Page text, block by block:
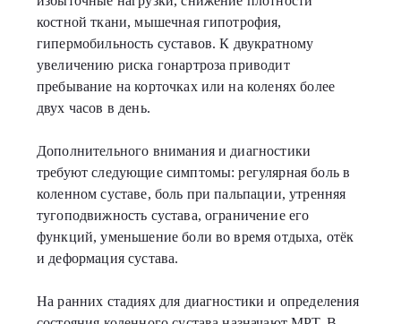
костной ткани, мышечная гипотрофия,
гипермобильность суставов. К двукратному
увеличению риска гонартроза приводит
пребывание на корточках или на коленях более
двух часов в день.
Дополнительного внимания и диагностики
требуют следующие симптомы: регулярная боль в
коленном суставе, боль при пальпации, утренняя
тугоподвижность сустава, ограничение его
функций, уменьшение боли во время отдыха, отёк
и деформация сустава.
На ранних стадиях для диагностики и определения